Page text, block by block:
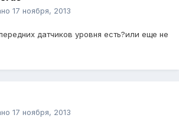
17 ноября, 2013
датчиков уровня есть?или еще не
17 ноября, 2013